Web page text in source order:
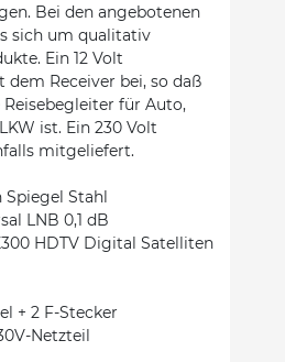
Bei den angebotenen
sich um qualitativ
Ein 12 Volt
Receiver bei, so daß
für Auto,
ist. Ein 230 Volt
mitgeliefert.
Spiegel Stahl
LNB 0,1 dB
HDTV Digital Satelliten
+ 2 F-Stecker
Netzteil